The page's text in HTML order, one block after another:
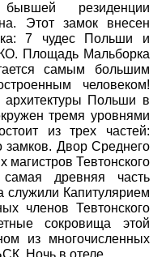
резиденции
Этот замок внесен
7 чудес Польши и
Площадь Мальборка
самым большим
человеком!
архитектуры Польши в
тремя уровнями
из трех частей:
замков. Двор Среднего
магистров Тевтонского
древняя часть
служили Капитулярием
членов Тевтонского
сокровища этой
из многочисленных
Ночь в отеле.